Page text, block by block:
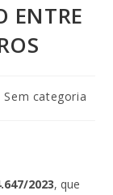
ENTRE
Sem categoria
2023, que